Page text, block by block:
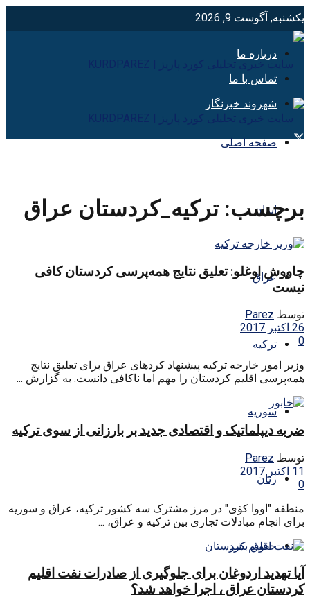
یکشنبه, آگوست 9, 2026
درباره ما
تماس با ما
شهروند خبرنگار
صفحه اصلی
ایران
عراق
ترکیه
سوریه
زنان
حقوق بشر
برچسب:ترکیه_کردستان عراق
چاووش اوغلو: تعلیق نتایج همه‌پرسی کردستان کافی
نیست
توسط Parez
26 اکتبر 2017
0
وزیر امور خارجه ترکیه پیشنهاد کردهای عراق برای تعلیق نتایج
همه‌پرسی اقلیم کردستان را مهم اما ناکافی دانست. به گزارش ...
ضربه دیپلماتیک و اقتصادی جدید بر بارزانی از سوی ترکیه
توسط Parez
11 اکتبر 2017
0
منطقه "اووا کؤی" در مرز مشترک سه کشور ترکیه، عراق و سوریه
برای انجام مبادلات تجاری بین ترکیه و عراق، ...
آیا تهدید اردوغان برای جلوگیری از صادرات نفت اقلیم
کردستان عراق ، اجرا خواهد شد؟